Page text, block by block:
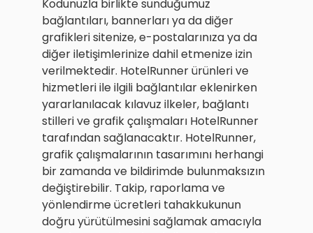
Kodunuzla birlikte sunduğumuz
bağlantıları, bannerları ya da diğer
grafikleri sitenize, e-postalarınıza ya da
diğer iletişimlerinize dahil etmenize izin
verilmektedir. HotelRunner ürünleri ve
hizmetleri ile ilgili bağlantılar eklenirken
yararlanılacak kılavuz ilkeler, bağlantı
stilleri ve grafik çalışmaları HotelRunner
tarafından sağlanacaktır. HotelRunner,
grafik çalışmalarının tasarımını herhangi
bir zamanda ve bildirimde bulunmaksızın
değiştirebilir. Takip, raporlama ve
yönlendirme ücretleri tahakkukunun
doğru yürütülmesini sağlamak amacıyla